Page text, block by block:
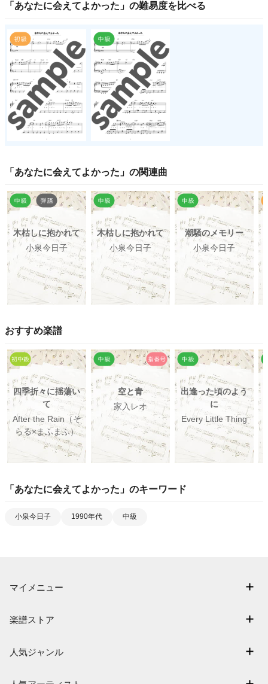
「 あなたに会えてよかった 」の難易度を比べる
「 あなたに会えてよかった 」の関連曲
木枯しに抱かれて
小泉今日子
木枯しに抱かれて
小泉今日子
潮騒のメモリー
小泉今日子
おすすめ楽譜
四季折々に揺蕩い
て
After the Rain（そ
らる×まふまふ）
空と青
家入レオ
出逢った頃のよう
に
Every Little Thing
「 あなたに会えてよかった 」のキーワード
小泉今日子 1990年代 中級
マイメニュー
退会はこちら
楽譜ストア
人気ジャンル